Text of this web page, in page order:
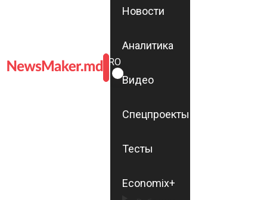
ROMÂNĂ
RU
Новости
Аналитика
Видео
Спецпроекты
Тесты
Economix+